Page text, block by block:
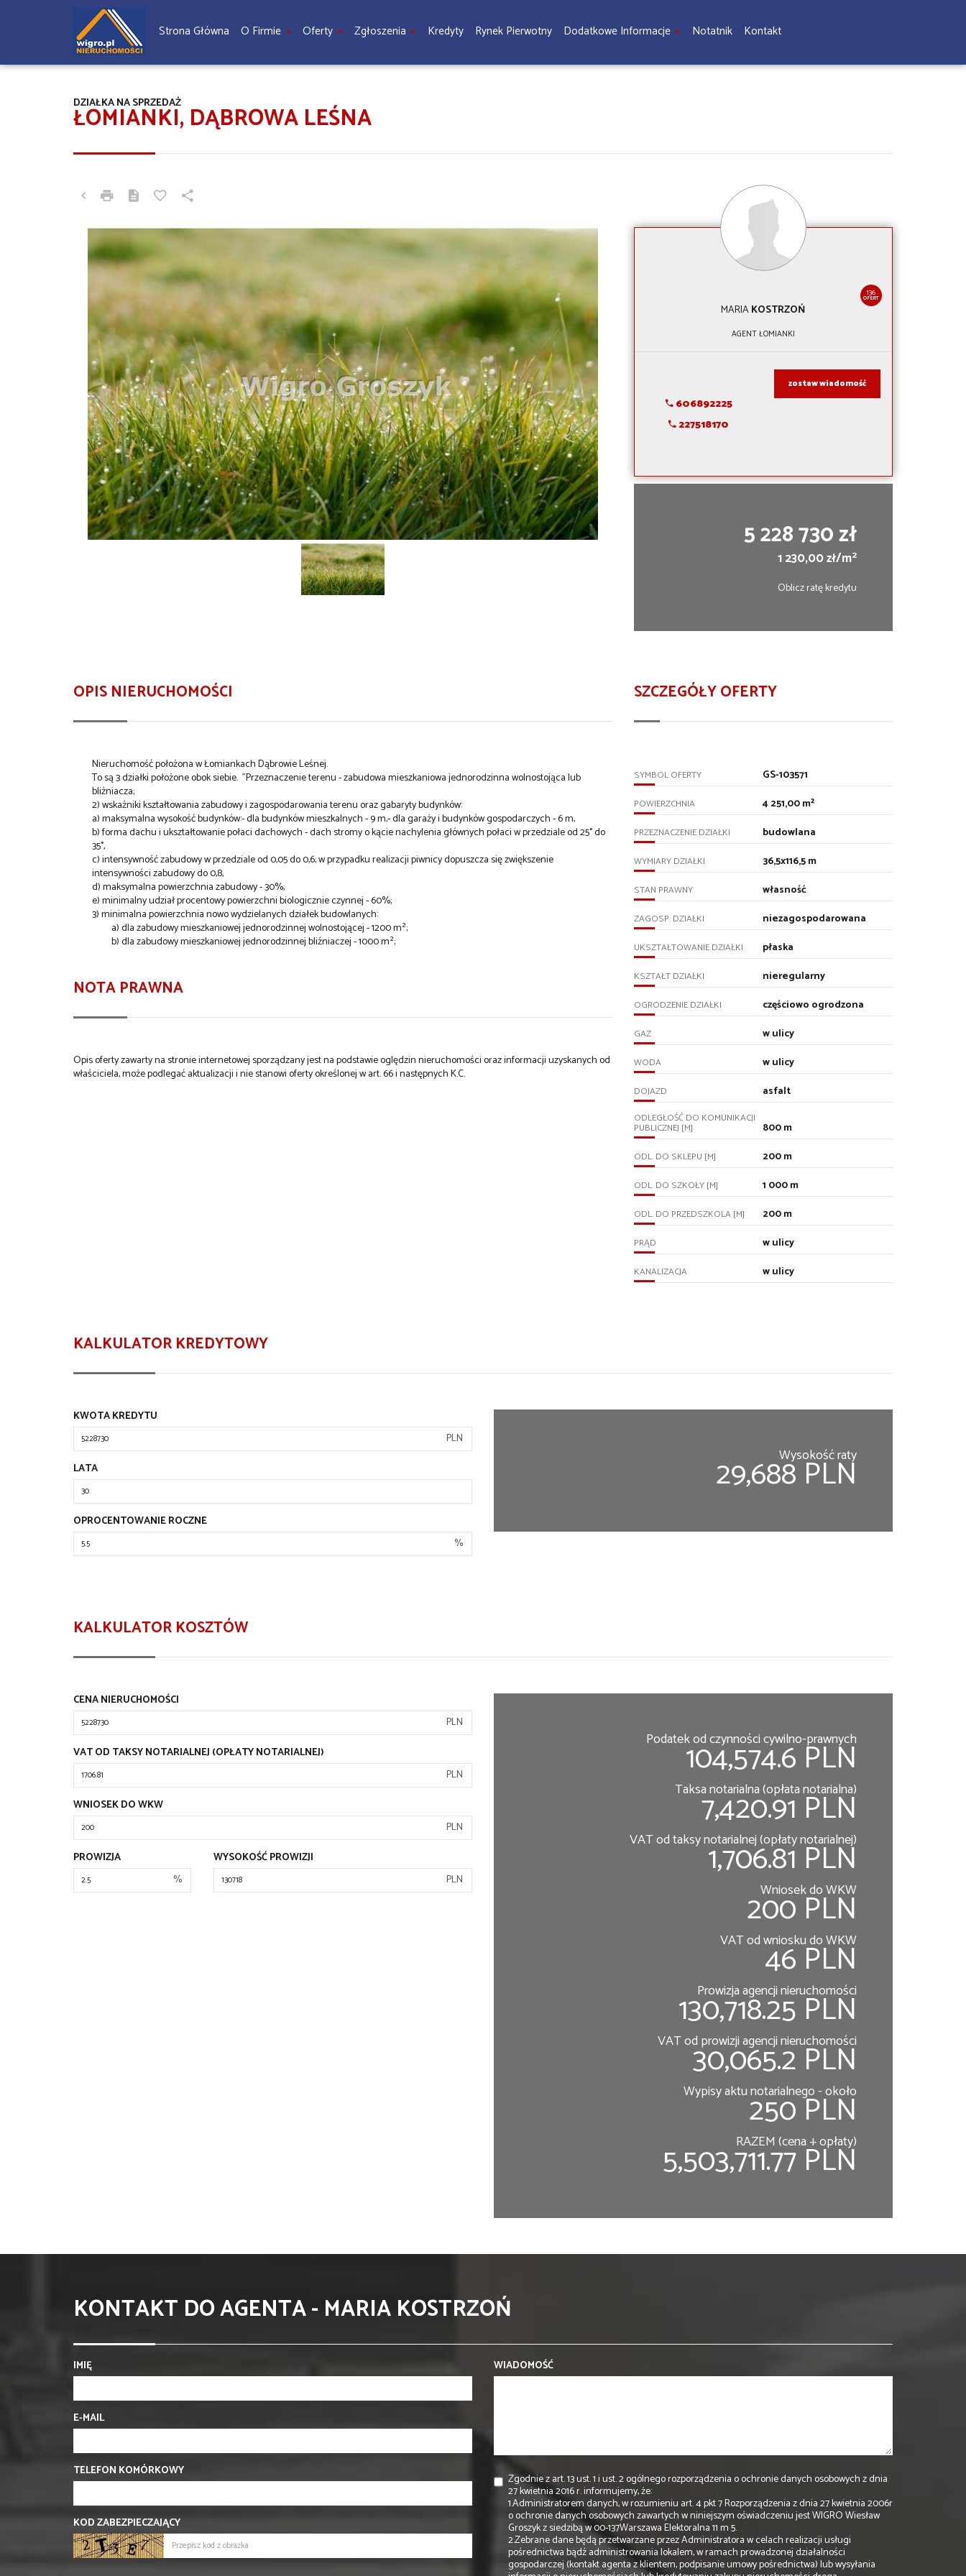
Strona Główna O Firmie Oferty Zgłoszenia Kredyty Rynek Pierwotny Dodatkowe Informacje Notatnik Kontakt
ŁOMIANKI, DĄBROWA LEŚNA
DZIAŁKA NA SPRZEDAŻ
136
OFERT
MARIAKOSTRZOŃ
AGENT ŁOMIANKI
606892225
227518170
zostaw wiadomość
5 228 730 zł
1 230,00 zł/m2
Oblicz ratę kredytu
OPIS NIERUCHOMOŚCI
Nieruchomość położona w Łomiankach Dąbrowie Leśnej.
To są 3 działki położone obok siebie. "Przeznaczenie terenu - zabudowa mieszkaniowa jednorodzinna wolnostojąca lub
bliźniacza;
2) wskaźniki kształtowania zabudowy i zagospodarowania terenu oraz gabaryty budynków:
a) maksymalna wysokość budynków:- dla budynków mieszkalnych - 9 m,- dla garaży i budynków gospodarczych - 6 m,
b) forma dachu i ukształtowanie połaci dachowych - dach stromy o kącie nachylenia głównych połaci w przedziale od 25° do
35°,
c) intensywność zabudowy w przedziale od 0,05 do 0,6; w przypadku realizacji piwnicy dopuszcza się zwiększenie
intensywności zabudowy do 0,8,
d) maksymalna powierzchnia zabudowy - 30%,
e) minimalny udział procentowy powierzchni biologicznie czynnej - 60%;
3) minimalna powierzchnia nowo wydzielanych działek budowlanych:
a) dla zabudowy mieszkaniowej jednorodzinnej wolnostojącej - 1200 m²;
b) dla zabudowy mieszkaniowej jednorodzinnej bliźniaczej - 1000 m²;
NOTA PRAWNA
Opis oferty zawarty na stronie internetowej sporządzany jest na podstawie oględzin nieruchomości oraz informacji uzyskanych od
właściciela, może podlegać aktualizacji i nie stanowi oferty określonej w art. 66 i następnych K.C.
SZCZEGÓŁY OFERTY
SYMBOL OFERTY GS-103571
POWIERZCHNIA 4 251,00 m²
PRZEZNACZENIE DZIAŁKI budowlana
WYMIARY DZIAŁKI 36,5x116,5 m
STAN PRAWNY własność
ZAGOSP. DZIAŁKI niezagospodarowana
UKSZTAŁTOWANIE DZIAŁKI płaska
KSZTAŁT DZIAŁKI nieregularny
OGRODZENIE DZIAŁKI częściowo ogrodzona
GAZ w ulicy
WODA w ulicy
DOJAZD asfalt
ODLEGŁOŚĆ DO KOMUNIKACJI
PUBLICZNEJ [M] 800 m
ODL. DO SKLEPU [M] 200 m
ODL. DO SZKOŁY [M] 1 000 m
ODL. DO PRZEDSZKOLA [M] 200 m
PRĄD w ulicy
KANALIZACJA w ulicy
KALKULATOR KREDYTOWY
KWOTA KREDYTU
PLN
LATA
OPROCENTOWANIE ROCZNE
%
Wysokość raty
29,688 PLN
KALKULATOR KOSZTÓW
CENA NIERUCHOMOŚCI
PLN
VAT OD TAKSY NOTARIALNEJ (OPŁATY NOTARIALNEJ)
PLN
WNIOSEK DO WKW
PLN
PROWIZJA
%
WYSOKOŚĆ PROWIZJI
PLN
Podatek od czynności cywilno-prawnych
104,574.6 PLN
Taksa notarialna (opłata notarialna)
7,420.91 PLN
VAT od taksy notarialnej (opłaty notarialnej)
1,706.81 PLN
Wniosek do WKW
200 PLN
VAT od wniosku do WKW
46 PLN
Prowizja agencji nieruchomości
130,718.25 PLN
VAT od prowizji agencji nieruchomości
30,065.2 PLN
Wypisy aktu notarialnego - około
250 PLN
RAZEM (cena + opłaty)
5,503,711.77 PLN
KONTAKT DO AGENTA - MARIA KOSTRZOŃ
IMIĘ
E-MAIL
TELEFON KOMÓRKOWY
KOD ZABEZPIECZAJĄCY
WIADOMOŚĆ
Zgodnie z art. 13 ust. 1 i ust. 2 ogólnego rozporządzenia o ochronie danych osobowych z dnia
27 kwietnia 2016 r. informujemy, że:
1.Administratorem danych, w rozumieniu art. 4 pkt 7 Rozporządzenia z dnia 27 kwietnia 2006r
o ochronie danych osobowych zawartych w niniejszym oświadczeniu jest WIGRO Wiesław
Groszyk z siedzibą w 00-137Warszawa Elektoralna 11 m 5.
2.Zebrane dane będą przetwarzane przez Administratora w celach realizacji usługi
pośrednictwa bądź administrowania lokalem, w ramach prowadzonej działalności
gospodarczej (kontakt agenta z klientem, podpisanie umowy pośrednictwa) lub wysyłania